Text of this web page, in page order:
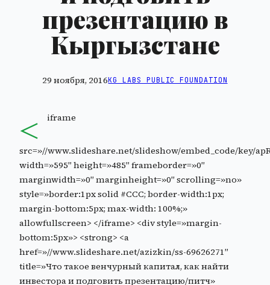
презентацию в
Кыргызстане
29 ноября, 2016KG LABS PUBLIC FOUNDATION
< iframe
src=»//www.slideshare.net/slideshow/embed_code/key/
width=»595″ height=»485″ frameborder=»0″
marginwidth=»0″ marginheight=»0″ scrolling=»no»
style=»border:1px solid #CCC; border-width:1px;
margin-bottom:5px; max-width: 100%;»
allowfullscreen> </iframe> <div style=»margin-
bottom:5px»> <strong> <a
href=»//www.slideshare.net/azizkin/ss-69626271″
title=»Что такое венчурный капитал, как найти
инвестора и подговить презентацию/питч»